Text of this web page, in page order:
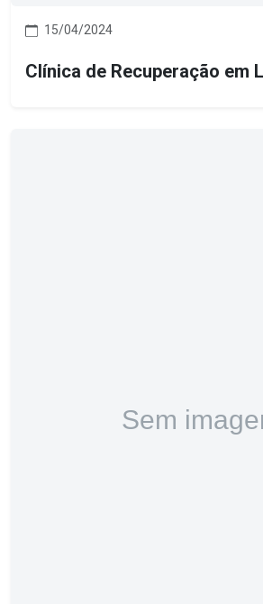
15/04/2024
Clínica de Recuperação em